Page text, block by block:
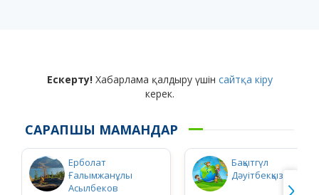
Ескерту!Хабарлама қалдыру үшін сайтқа кіру
керек.
САРАПШЫ МАМАНДАР
Ерболат
Ғалымжанұлы
Асылбеков
Бақытгүл
Дәуітбекқызы Ысқақ